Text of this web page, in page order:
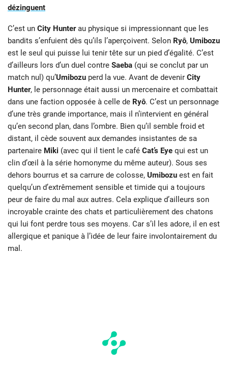
dézinguent
C’est un City Hunterau physique si impressionnant que les
bandits s’enfuient dès qu’ils l’aperçoivent. Selon Ryô, Umibozu
est le seul qui puisse lui tenir tête sur un pied d’égalité. C’est
d’ailleurs lors d’un duel contre Saeba (qui se conclut par un
match nul) qu’Umibozu perd la vue. Avant de devenir City
Hunter, le personnage était aussi un mercenaire et combattait
dans une faction opposée à celle de Ryô. C’est un personnage
d’une très grande importance, mais il n’intervient en général
qu’en second plan, dans l’ombre. Bien qu’il semble froid et
distant, il cède souvent aux demandes insistantes de sa
partenaire Miki (avec qui il tient le café Cat’s Eye qui est un
clin d’œil à la série homonyme du même auteur). Sous ses
dehors bourrus et sa carrure de colosse, Umibozu est en fait
quelqu’un d’extrêmement sensible et timide qui a toujours
peur de faire du mal aux autres. Cela explique d’ailleurs son
incroyable crainte des chats et particulièrement des chatons
qui lui font perdre tous ses moyens. Car s’il les adore, il en est
allergique et panique à l’idée de leur faire involontairement du
mal.